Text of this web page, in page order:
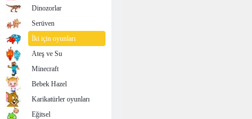
Dinozorlar
Serüven
İki için oyunları
Ateş ve Su
Minecraft
Bebek Hazel
Karikatürler oyunları
Eğitsel